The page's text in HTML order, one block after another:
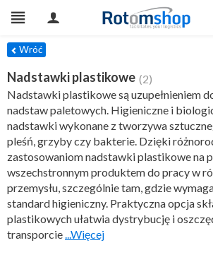
Wróć
Nadstawki plastikowe (2)
Nadstawki plastikowe są uzupełnieniem
nadstaw paletowych. Higieniczne i
nadstawki wykonane z tworzywa
pleśń, grzyby czy bakterie. Dzięki
zastosowaniom nadstawki plastikowe na
wszechstronnym produktem do pracy w
przemysłu, szczególnie tam, gdzie
standard higieniczny. Praktyczna opcja
plastikowych ułatwia dystrybucję i
transporcie...Więcej